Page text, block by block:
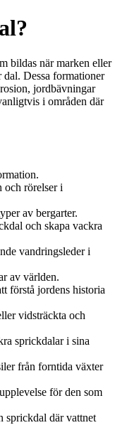
bildas när marken eller
dal. Dessa formationer
jordbävningar
i områden där
och rörelser i
av bergarter.
och skapa vackra
vandringsleder i
av världen.
förstå jordens historia
vidsträckta och
sprickdalar i sina
från forntida växter
för den som
sprickdal där vattnet